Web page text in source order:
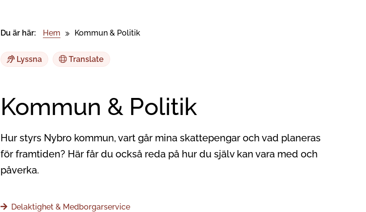
Du är här: Hem Kommun & Politik
Lyssna Translate
Kommun & Politik
Hur styrs Nybro kommun, vart går mina skattepengar och vad planeras
för framtiden? Här får du också reda på hur du själv kan vara med och
påverka.
Delaktighet & Medborgarservice